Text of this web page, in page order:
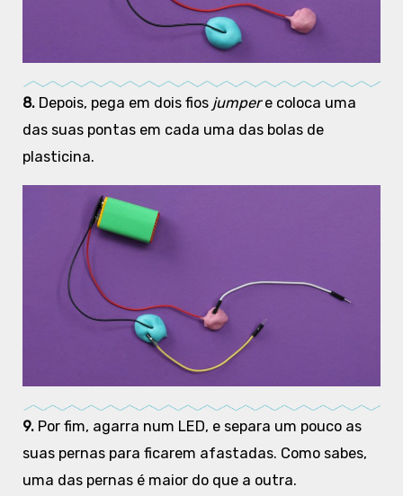
8.Depois, pega em dois fios jumpere coloca uma
das suas pontas em cada uma das bolas de
plasticina.
9.Por fim, agarra num LED, e separa um pouco as
suas pernas para ficarem afastadas. Como sabes,
uma das pernas é maior do que a outra.